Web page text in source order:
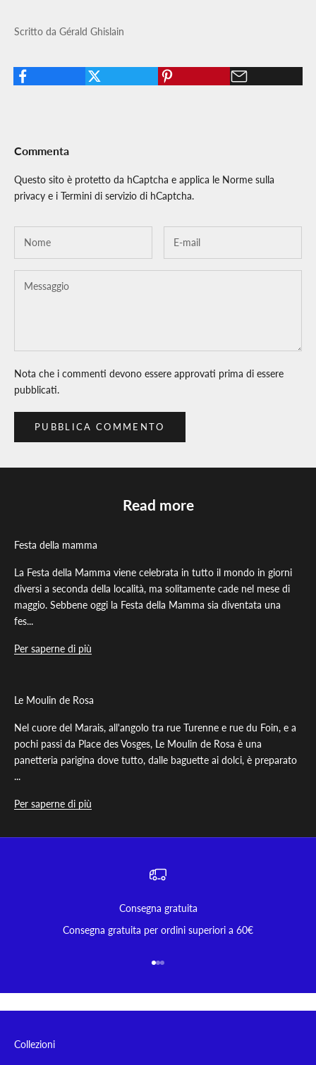
Scritto da Gérald Ghislain
Commenta
Questo sito è protetto da hCaptcha e applica le Norme sulla
privacy e i Termini di servizio di hCaptcha.
Nota che i commenti devono essere approvati prima di essere
pubblicati.
PUBBLICA COMMENTO
Read more
Festa della mamma
La Festa della Mamma viene celebrata in tutto il mondo in giorni
diversi a seconda della località, ma solitamente cade nel mese di
maggio. Sebbene oggi la Festa della Mamma sia diventata una
fes...
Per saperne di più
Le Moulin de Rosa
Nel cuore del Marais, all'angolo tra rue Turenne e rue du Foin, e a
pochi passi da Place des Vosges, Le Moulin de Rosa è una
panetteria parigina dove tutto, dalle baguette ai dolci, è preparato
...
Per saperne di più
Consegna gratuita
Consegna gratuita per ordini superiori a 60€
Vai all'articolo 1
Vai all'articolo 2
Vai all'articolo 3
Collezioni